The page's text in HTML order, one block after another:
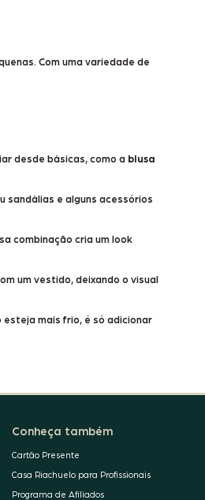
Com uma variedade de
desde básicas, como a blusa
sandálias e alguns acessórios
combinação cria um look
um vestido, deixando o visual
esteja mais frio, é só adicionar
Conheça também
Cartão Presente
Casa Riachuelo para Profissionais
Programa de Afiliados